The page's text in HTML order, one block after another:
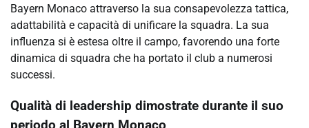
Bayern Monaco attraverso la sua consapevolezza tattica,
adattabilità e capacità di unificare la squadra. La sua
influenza si è estesa oltre il campo, favorendo una forte
dinamica di squadra che ha portato il club a numerosi
successi.
Qualità di leadership dimostrate durante il suo